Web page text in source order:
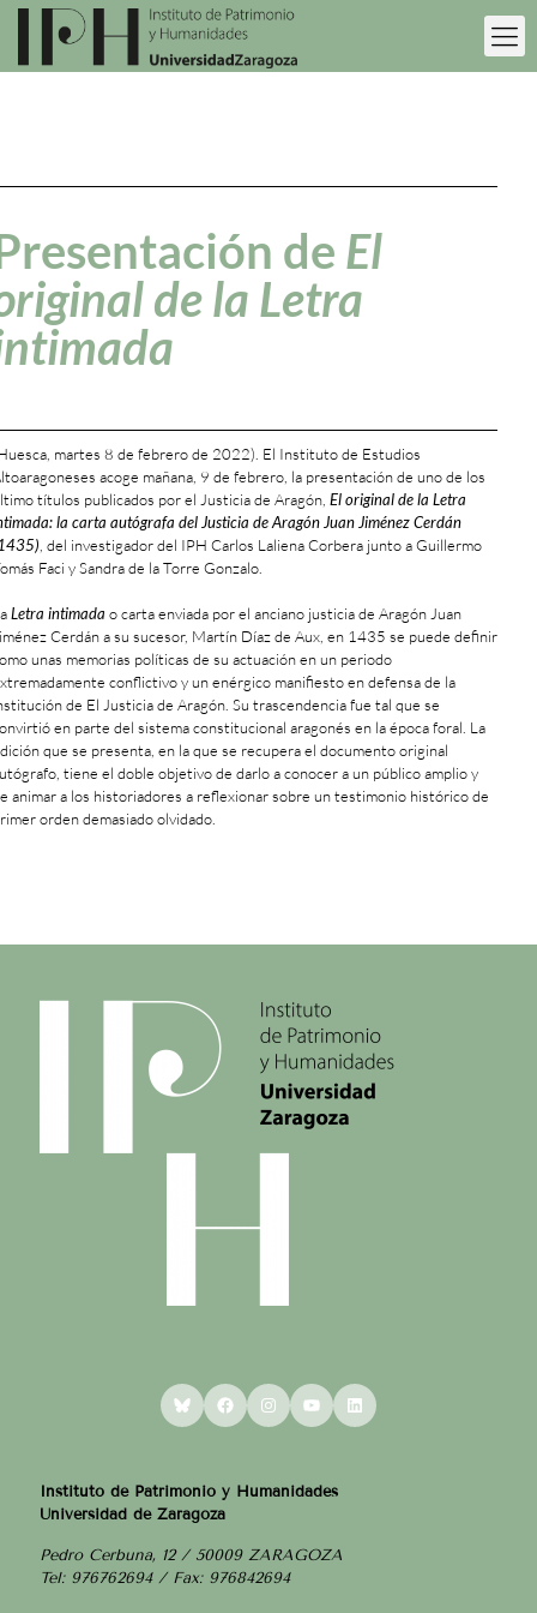
de El
de la Letra
martes 8 de febrero de 2022). El Instituto de Estudios
acoge mañana, 9 de febrero, la presentación de uno de los
títulos publicados por el Justicia de Aragón, El original de la Letra
la carta autógrafa del Justicia de Aragón Juan Jiménez Cerdán
, del investigador del IPH Carlos Laliena Corbera junto a Guillermo
Faci y Sandra de la Torre Gonzalo.
Letra intimada o carta enviada por el anciano justicia de Aragón Juan
Cerdán a su sucesor, Martín Díaz de Aux, en 1435 se puede definir
unas memorias políticas de su actuación en un periodo
conflictivo y un enérgico manifiesto en defensa de la
de El Justicia de Aragón. Su trascendencia fue tal que se
en parte del sistema constitucional aragonés en la época foral. La
que se presenta, en la que se recupera el documento original
tiene el doble objetivo de darlo a conocer a un público amplio y
animar a los historiadores a reflexionar sobre un testimonio histórico de
orden demasiado olvidado.
BlueskyFacebookInstagram
YouTubeLinkedIn
Instituto de Patrimonio y Humanidades
Universidad de Zaragoza
Pedro Cerbuna, 12 / 50009 ZARAGOZA
Tel: 976762694 / Fax: 976842694